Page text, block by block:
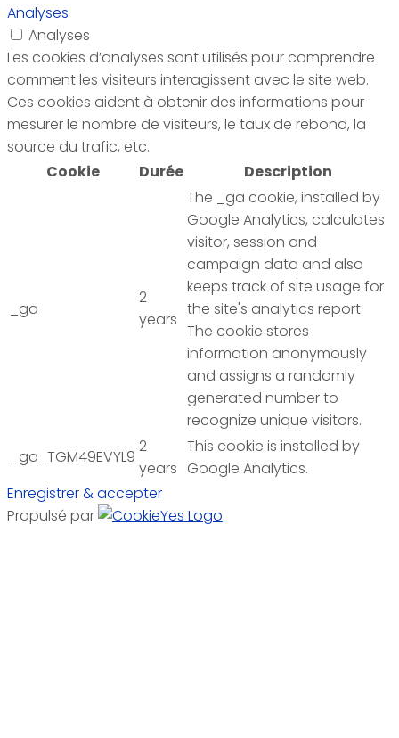
Analyses
Analyses
Les cookies d’analyses sont utilisés pour comprendre
comment les visiteurs interagissent avec le site web.
Ces cookies aident à obtenir des informations pour
mesurer le nombre de visiteurs, le taux de rebond, la
source du trafic, etc.
Cookie
Durée Description
_ga
2
years
The _ga cookie, installed by
Google Analytics, calculates
visitor, session and
campaign data and also
keeps track of site usage for
the site's analytics report.
The cookie stores
information anonymously
and assigns a randomly
generated number to
recognize unique visitors.
_ga_TGM49EVYL9
2
years
This cookie is installed by
Google Analytics.
Enregistrer & accepter
Propulsé par